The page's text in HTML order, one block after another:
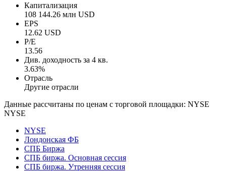
Капитализация
108 144.26 млн USD
EPS
12.62 USD
P/E
13.56
Див. доходность за 4 кв.
3.63%
Отрасль
Другие отрасли
Данные рассчитаны по ценам с торговой площадки: NYSE
NYSE
NYSE
Лондонская ФБ
СПБ Биржа
СПБ биржа. Основная сессия
СПБ биржа. Утренняя сессия